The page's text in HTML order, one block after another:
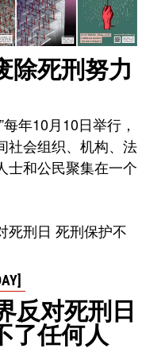
除死刑努力
年10月10日举行，
社会组织、机构、法
士和公民聚集在一个
反对死刑日
了任何人